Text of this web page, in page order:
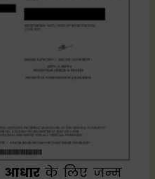
आधार के लिए जन्म